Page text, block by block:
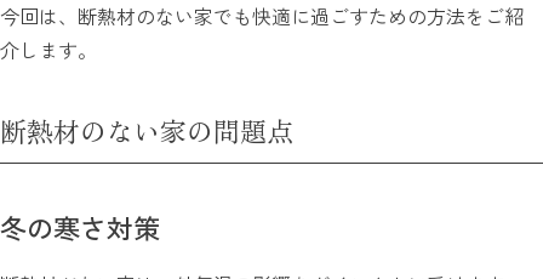
今回は、断熱材のない家でも快適に過ごすための方法をご紹
介します。
断熱材のない家の問題点
冬の寒さ対策